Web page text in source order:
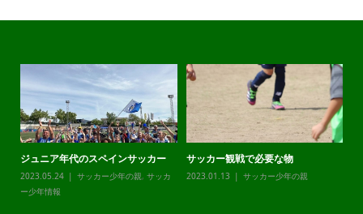
ジュニア年代のスペインサッカー
2023.05.24 サッカー少年の親, サッカ
ー少年情報
サッカー観戦で必要な物
2023.01.13 サッカー少年の親